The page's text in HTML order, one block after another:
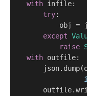
with infile:
try:
obj =
except
raise
with outfile: